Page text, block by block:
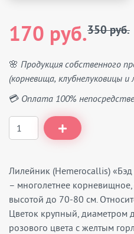
170 руб.350 руб.
🌸 Продукция собственного
(корневища, клубнелуковицы и
💳 Оплата 100%
Лилейник (Hemerocallis)
– многолетнее корневищное,
высотой до 70-80 см.
Цветок крупный, диаметром
розового цвета с желтым